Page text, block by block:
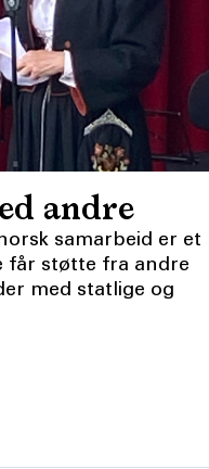
andre
samarbeid er et
får støtte fra andre
med statlige og